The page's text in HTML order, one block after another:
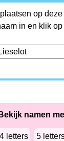
op deze
in en klik
Bekijk namen
4 letters 5